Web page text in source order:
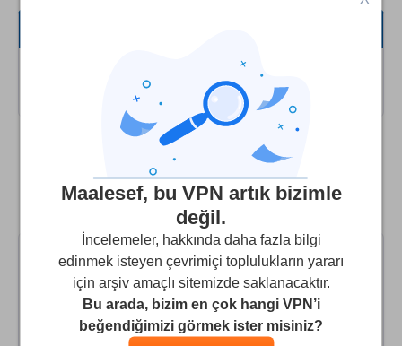
Yayın Desteği
Güvenlik
Müşteri hizmetleri
Bu Kategoride herhangi bir Kullanıcı yorumu
HighSpeedVPN'yı en iyi alternatif VPN'lerle
karşılaştırın
Skorumuz: 9.9
Maalesef, bu VPN artık bizimle
değil.
İncelemeler, hakkında daha fazla bilgi
edinmek isteyen çevrimiçi toplulukların yararı
için arşiv amaçlı sitemizde saklanacaktır.
Bu arada, bizim en çok hangi VPN’i
beğendiğimizi görmek ister misiniz?